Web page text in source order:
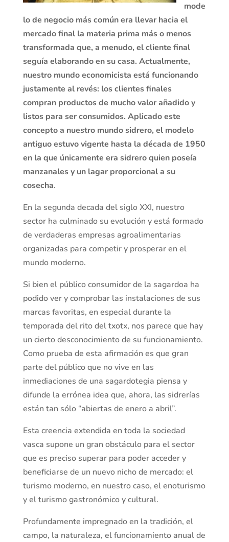
mode
lo de negocio más común era llevar hacia el
mercado final la materia prima más o menos
transformada que, a menudo, el cliente final
seguía elaborando en su casa. Actualmente,
nuestro mundo economicista está funcionando
justamente al revés: los clientes finales
compran productos de mucho valor añadido y
listos para ser consumidos. Aplicado este
concepto a nuestro mundo sidrero, el modelo
antiguo estuvo vigente hasta la década de 1950
en la que únicamente era sidrero quien poseía
manzanales y un lagar proporcional a su
cosecha.
En la segunda decada del siglo XXI, nuestro
sector ha culminado su evolución y está formado
de verdaderas empresas agroalimentarias
organizadas para competir y prosperar en el
mundo moderno.
Si bien el público consumidor de la sagardoa ha
podido ver y comprobar las instalaciones de sus
marcas favoritas, en especial durante la
temporada del rito del txotx, nos parece que hay
un cierto desconocimiento de su funcionamiento.
Como prueba de esta afirmación es que gran
parte del público que no vive en las
inmediaciones de una sagardotegia piensa y
difunde la errónea idea que, ahora, las sidrerías
están tan sólo “abiertas de enero a abril”.
Esta creencia extendida en toda la sociedad
vasca supone un gran obstáculo para el sector
que es preciso superar para poder acceder y
beneficiarse de un nuevo nicho de mercado: el
turismo moderno, en nuestro caso, el enoturismo
y el turismo gastronómico y cultural.
Profundamente impregnado en la tradición, el
campo, la naturaleza, el funcionamiento anual de